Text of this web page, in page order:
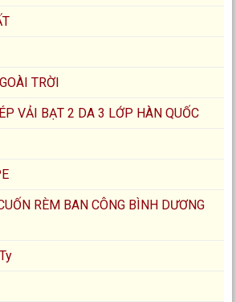
TRỜI
VẢI BẠT 2 DA 3 LỚP HÀN QUỐC
RÈM BAN CÔNG BÌNH DƯƠNG